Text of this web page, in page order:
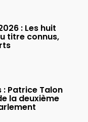
: Les huit
titre connus,
: Patrice Talon
la deuxième